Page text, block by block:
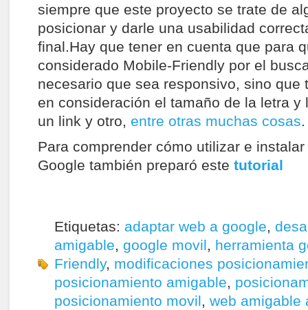
siempre que este proyecto se trate de
posicionar y darle una usabilidad
final.Hay que tener en cuenta que para
considerado Mobile-Friendly por el
necesario que sea responsivo, sino que
en consideración el tamaño de la letra y
un link y otro, entre otras muchas cosas.
Para comprender cómo utilizar e
Google también preparó este tutorial
Etiquetas: adaptar web a google,
amigable, google movil, herramienta
Friendly, modificaciones
posicionamiento amigable,
posicionamiento movil, web amigable